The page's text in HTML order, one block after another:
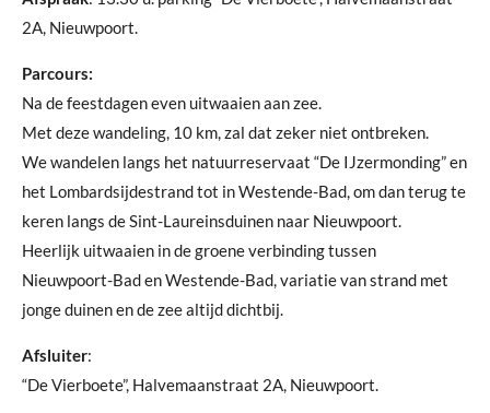
2A, Nieuwpoort.
Parcours:
Na de feestdagen even uitwaaien aan zee.
Met deze wandeling, 10 km, zal dat zeker niet ontbreken.
We wandelen langs het natuurreservaat “De IJzermonding” en
het Lombardsijdestrand tot in Westende-Bad, om dan terug te
keren langs de Sint-Laureinsduinen naar Nieuwpoort.
Heerlijk uitwaaien in de groene verbinding tussen
Nieuwpoort-Bad en Westende-Bad, variatie van strand met
jonge duinen en de zee altijd dichtbij.
Afsluiter:
“De Vierboete”, Halvemaanstraat 2A, Nieuwpoort.